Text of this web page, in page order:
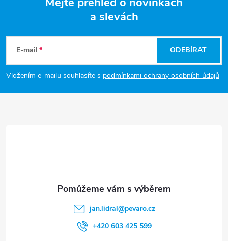
p
a
a slevách
E-mail
Vložením e-mailu souhlasíte s podmínkami ochrany osobních údajů
ODEBÍRAT
jan.lidral@pevaro.cz
+420 603 425 599